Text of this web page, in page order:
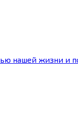
нашей жизни и